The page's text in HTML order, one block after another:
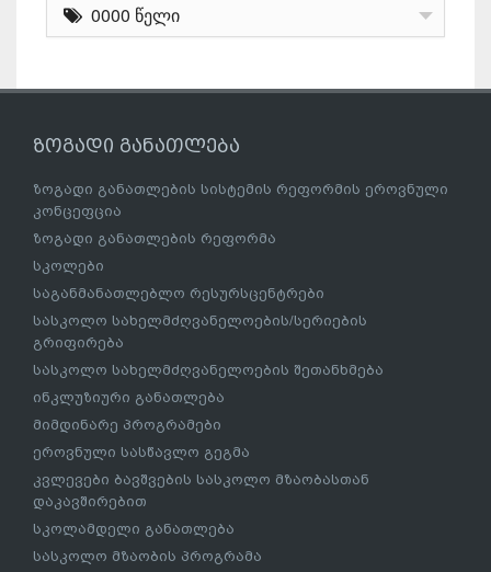
0000 წელი
ზოგადი განათლება
ზოგადი განათლების სისტემის რეფორმის ეროვნული
კონცეფცია
ზოგადი განათლების რეფორმა
სკოლები
საგანმანათლებლო რესურსცენტრები
სასკოლო სახელმძღვანელოების/სერიების
გრიფირება
სასკოლო სახელმძღვანელოების შეთანხმება
ინკლუზიური განათლება
მიმდინარე პროგრამები
ეროვნული სასწავლო გეგმა
კვლევები ბავშვების სასკოლო მზაობასთან
დაკავშირებით
სკოლამდელი განათლება
სასკოლო მზაობის პროგრამა